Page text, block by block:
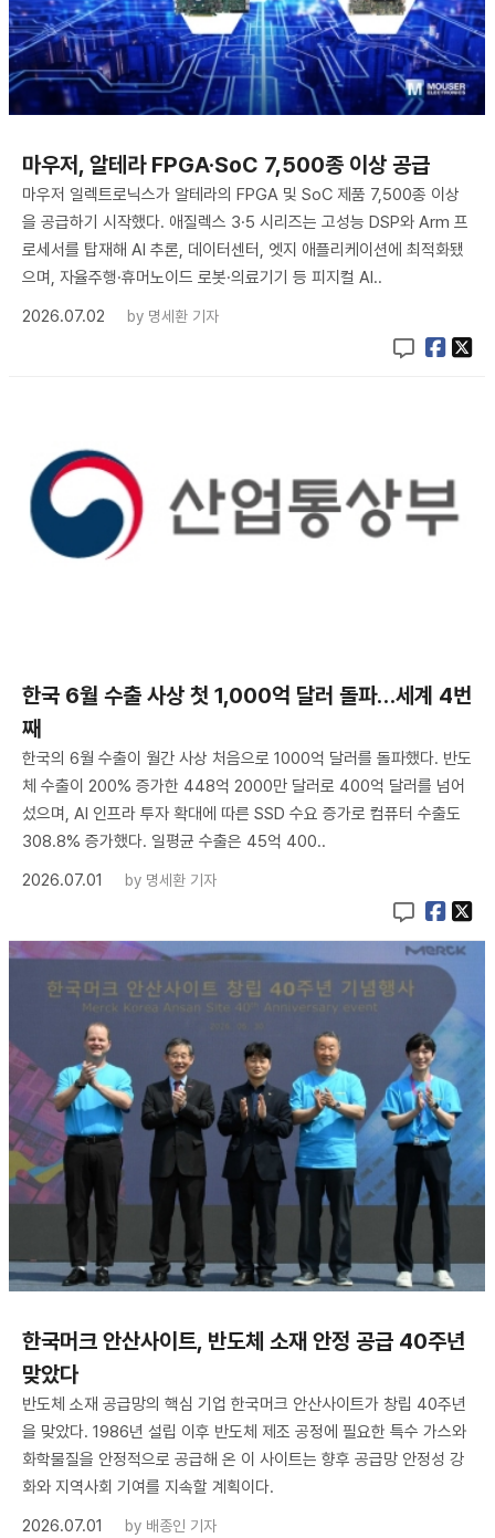
마우저, 알테라 FPGA·SoC 7,500종 이상 공급
마우저 일렉트로닉스가 알테라의 FPGA 및 SoC 제품 7,500종 이상
을 공급하기 시작했다. 애질렉스 3·5 시리즈는 고성능 DSP와 Arm 프
로세서를 탑재해 AI 추론, 데이터센터, 엣지 애플리케이션에 최적화됐
으며, 자율주행·휴머노이드 로봇·의료기기 등 피지컬 AI..
2026.07.02
by 명세환 기자
한국 6월 수출 사상 첫 1,000억 달러 돌파…세계 4번
째
한국의 6월 수출이 월간 사상 처음으로 1000억 달러를 돌파했다. 반도
체 수출이 200% 증가한 448억 2000만 달러로 400억 달러를 넘어
섰으며, AI 인프라 투자 확대에 따른 SSD 수요 증가로 컴퓨터 수출도
308.8% 증가했다. 일평균 수출은 45억 400..
2026.07.01
by 명세환 기자
한국머크 안산사이트, 반도체 소재 안정 공급 40주년
맞았다
반도체 소재 공급망의 핵심 기업 한국머크 안산사이트가 창립 40주년
을 맞았다. 1986년 설립 이후 반도체 제조 공정에 필요한 특수 가스와
화학물질을 안정적으로 공급해 온 이 사이트는 향후 공급망 안정성 강
화와 지역사회 기여를 지속할 계획이다.
2026.07.01
by 배종인 기자